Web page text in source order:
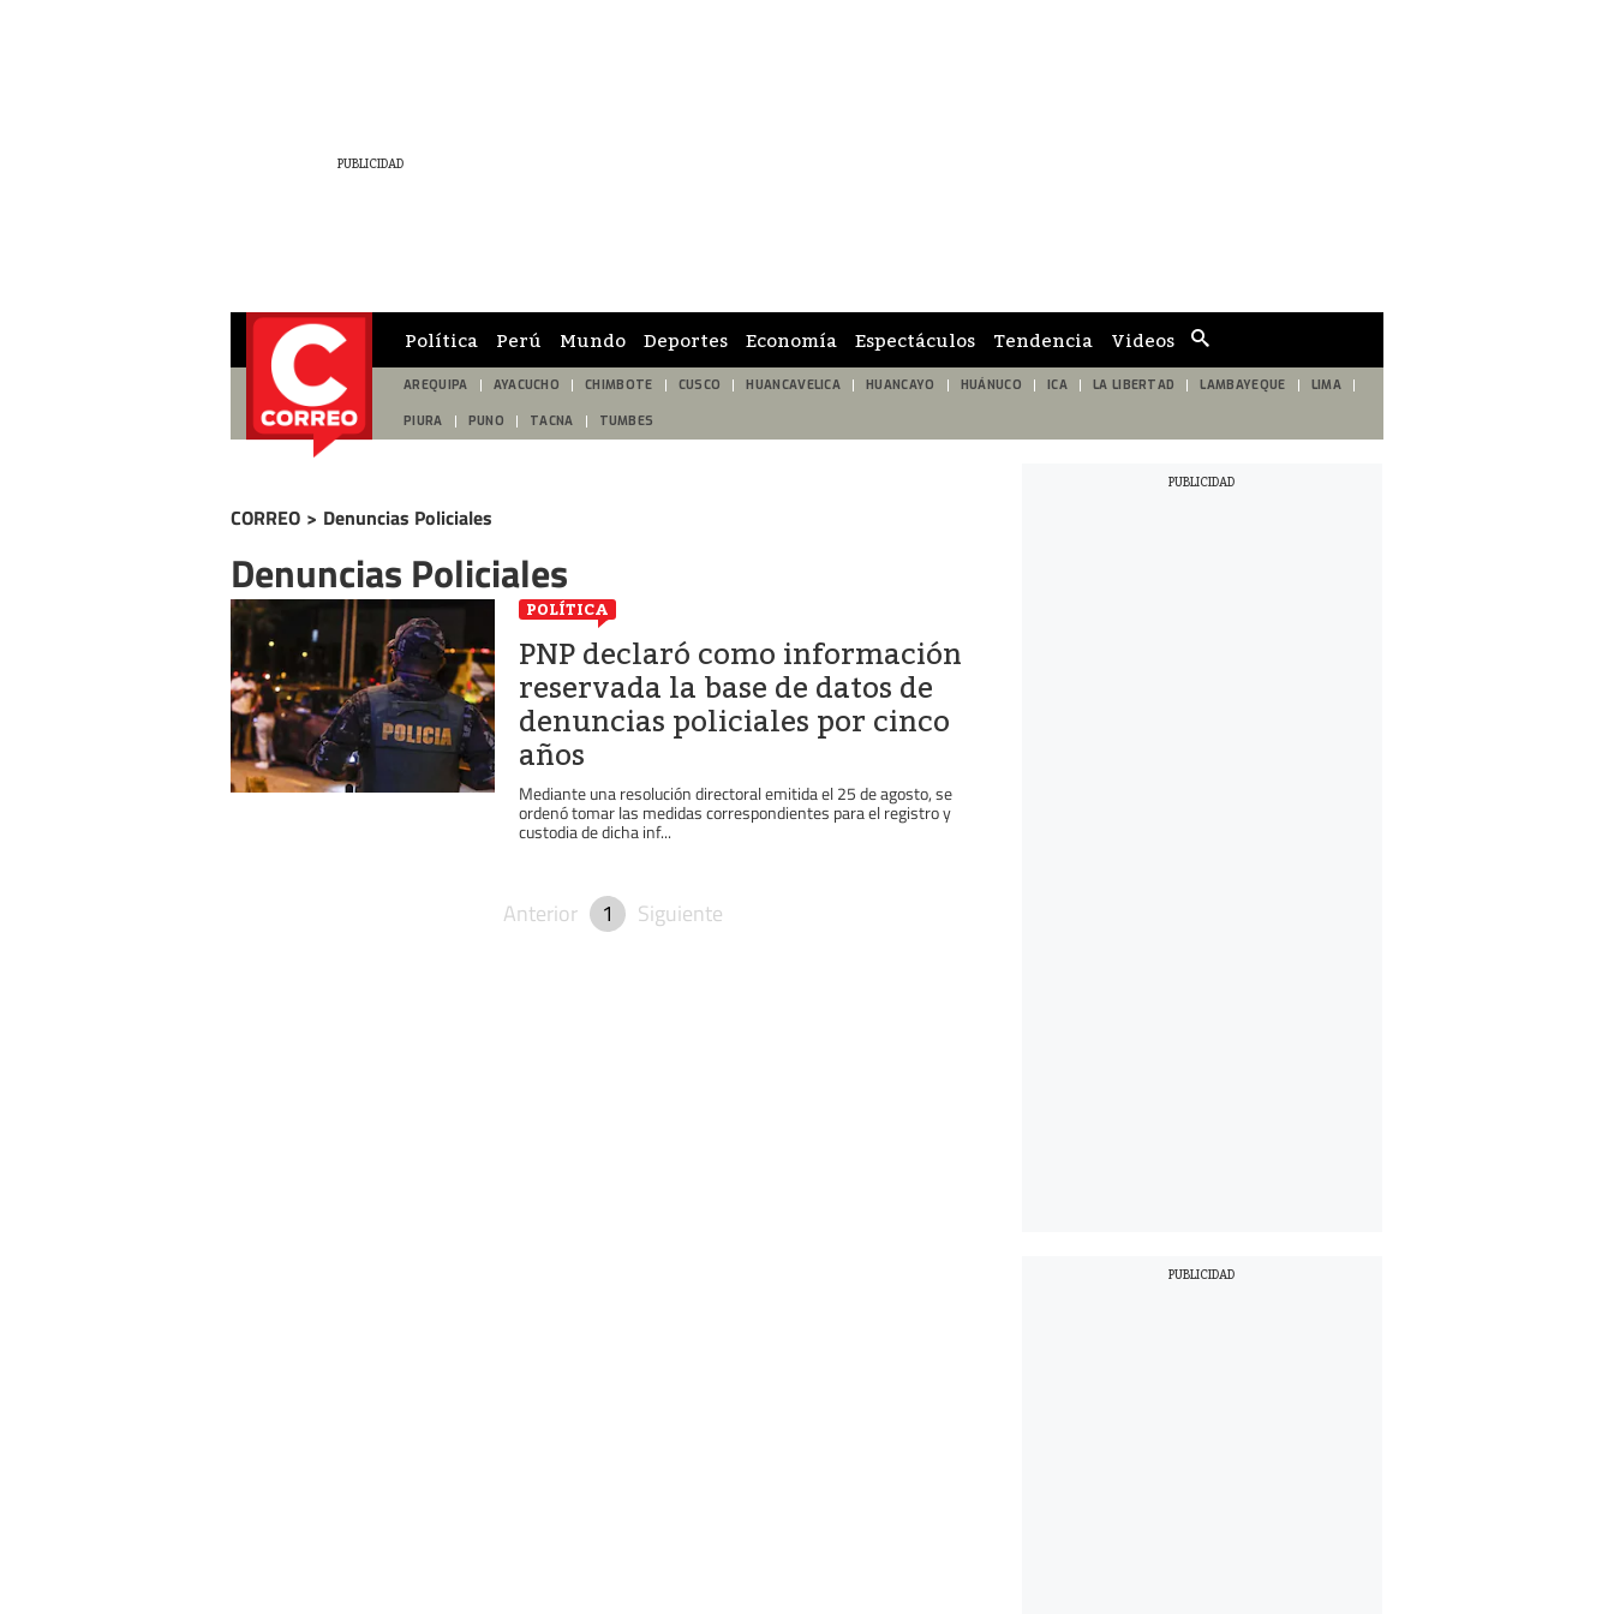
de
búsqueda
Política Perú Mundo Deportes Economía Espectáculos Tendencia Videos
AREQUIPA AYACUCHO CHIMBOTE CUSCO HUANCAVELICA HUANCAYO HUÁNUCO ICA LA LIBERTAD LAMBAYEQUE LIMA
PIURA PUNO TACNA TUMBES
CORREO > Denuncias Policiales
Denuncias Policiales
POLÍTICA
PNP declaró como información
reservada la base de datos de
denuncias policiales por cinco
años
Mediante una resolución directoral emitida el 25 de agosto, se
ordenó tomar las medidas correspondientes para el registro y
custodia de dicha inf...
Anterior 1 Siguiente